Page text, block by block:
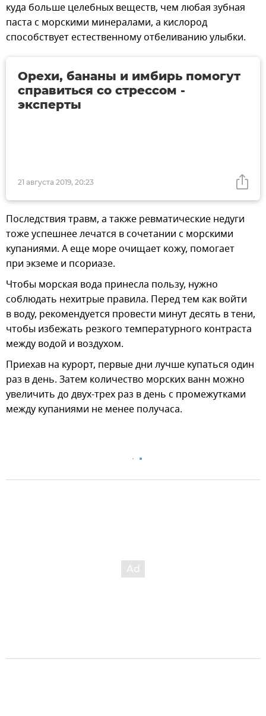
куда больше целебных веществ, чем любая зубная
паста с морскими минералами, а кислород
способствует естественному отбеливанию улыбки.
21 августа 2019, 20:23
Орехи, бананы и имбирь помогут
справиться со стрессом -
эксперты
Последствия травм, а также ревматические недуги
тоже успешнее лечатся в сочетании с морскими
купаниями. А еще море очищает кожу, помогает
при экземе и псориазе.
Чтобы морская вода принесла пользу, нужно
соблюдать нехитрые правила. Перед тем как войти
в воду, рекомендуется провести минут десять в тени,
чтобы избежать резкого температурного контраста
между водой и воздухом.
Приехав на курорт, первые дни лучше купаться один
раз в день. Затем количество морских ванн можно
увеличить до двух-трех раз в день с промежутками
между купаниями не менее получаса.